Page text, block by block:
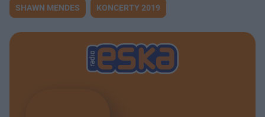
SHAWN MENDES KONCERTY 2019